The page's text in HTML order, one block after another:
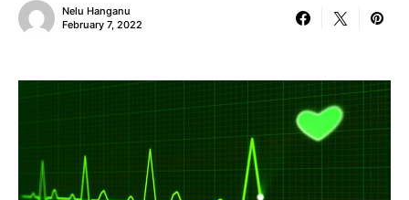
Nelu Hanganu
February 7, 2022